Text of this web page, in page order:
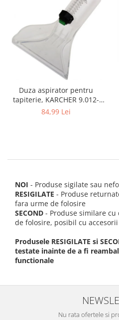
Duza aspirator pentru
tapiterie, KARCHER 9.012-
278.0, SE4001, SE4002, SE5100
84,99 Lei
NOI - Produse sigilate sau
RESIGILATE - Produse
fara urme de folosire
SECOND - Produse similare
de folosire, posibil cu
Produsele RESIGILATE si
testate inainte de a fi
functionale
Nu rata ofertele si